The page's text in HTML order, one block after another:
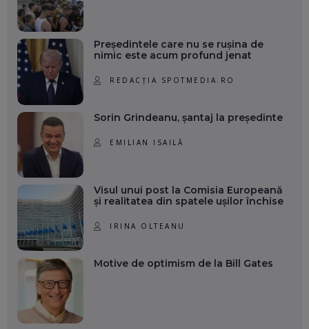
Președintele care nu se rușina de
nimic este acum profund jenat
REDACȚIA SPOTMEDIA.RO
Sorin Grindeanu, șantaj la președinte
EMILIAN ISAILĂ
Visul unui post la Comisia Europeană
și realitatea din spatele ușilor închise
IRINA OLTEANU
Motive de optimism de la Bill Gates